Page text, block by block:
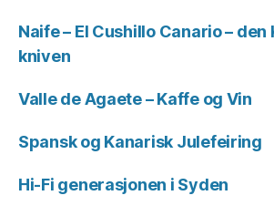
Naife – El Cushillo Canario – den
kniven
Valle de Agaete – Kaffe og Vin
Spansk og Kanarisk Julefeiring
Hi-Fi generasjonen i Syden